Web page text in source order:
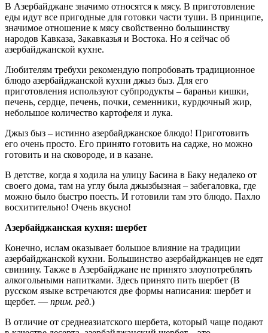
В Азербайджане значимо относятся к мясу. В приготовление
еды идут все пригодные для готовки части туши. В принципе,
значимое отношение к мясу свойственно большинству
народов Кавказа, Закавказья и Востока. Но я сейчас об
азербайджанской кухне.
Любителям требухи рекомендую попробовать традиционное
блюдо азербайджанской кухни джыз быз. Для его
приготовления используют субпродукты – бараньи кишки,
печень, сердце, печень, почки, семенники, курдючный жир,
небольшое количество картофеля и лука.
Джыз быз – истинно азербайджанское блюдо! Приготовить
его очень просто. Его принято готовить на садже, но можно
готовить и на сковороде, и в казане.
В детстве, когда я ходила на улицу Басина в Баку недалеко от
своего дома, там на углу была джызбызная – забегаловка, где
можно было быстро поесть. И готовили там это блюдо. Пахло
восхитительно! Очень вкусно!
Азербайджанская кухня: шербет
Конечно, ислам оказывает большое влияние на традиции
азербайджанской кухни. Большинство азербайджанцев не едят
свинину. Также в Азербайджане не принято злоупотреблять
алкогольными напитками. Здесь принято пить шербет (В
русском языке встречаются две формы написания: шербет и
щербет. — прим. ред.)
В отличие от среднеазиатского шербета, который чаще подают